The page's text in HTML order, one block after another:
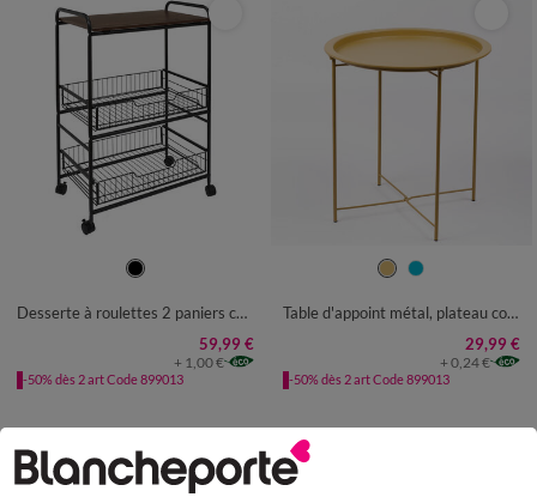
UNITÉ
Desserte à roulettes 2 paniers coulissants
59,99 €
+ 1,00 €
-50% dès 2 art Code 899013
UNITÉ
Table d'appoint métal, plateau coloré
29,99 €
+ 0,24 €
-50% dès 2 art Code 899013
Paiement 100% sécurisé
Payez plus tard ou en plusieurs fois